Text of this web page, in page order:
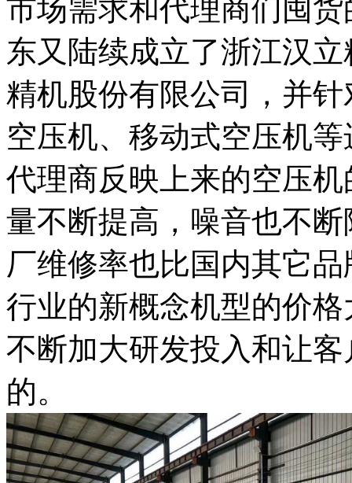
市场需求和代理商们囤
东又陆续成立了浙江汉
精机股份有限公司，并
空压机、移动式空压机
代理商反映上来的空压
量不断提高，噪音也不
厂维修率也比国内其它
行业的新概念机型的价
不断加大研发投入和让
的。